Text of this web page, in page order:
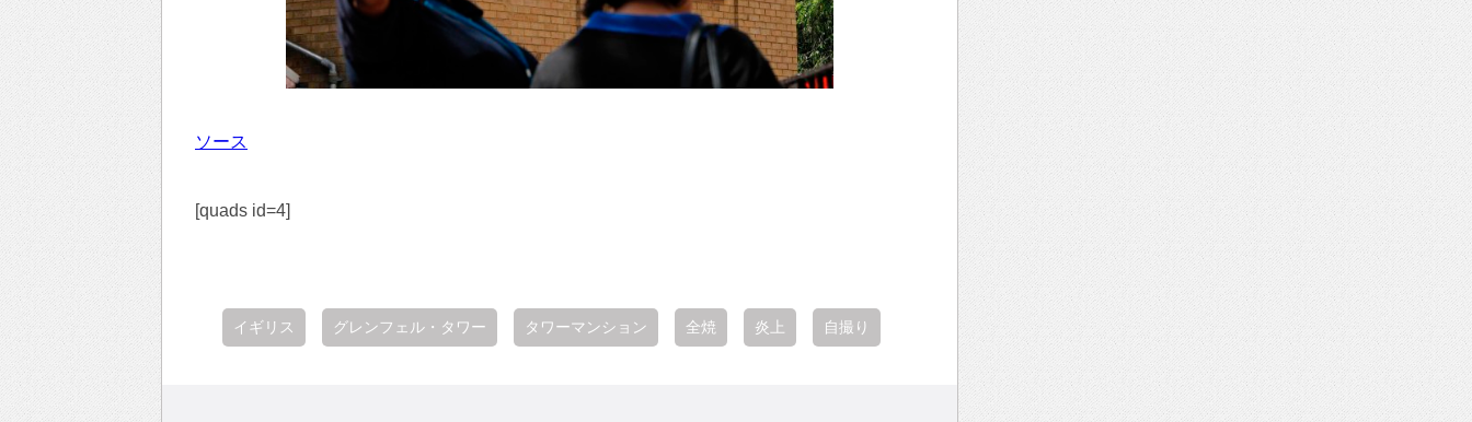
ソース
[quads id=4]
イギリス グレンフェル・タワー タワーマンション 全焼 炎上 自撮り